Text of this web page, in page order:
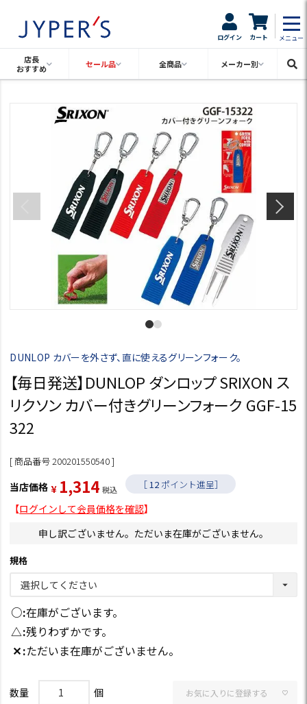
ログイン カート メニュー
店長
おすすめ
セール品 全商品 メーカー別
DUNLOP カバーを外さず、直に使えるグリーンフォーク。
【毎日発送】DUNLOP ダンロップ SRIXON ス
リクソン カバー付きグリーンフォーク GGF-15
322
商品番号200201550540
当店価格 ¥ 1,314 税込 ［ 12 ポイント進呈］
【ログインして会員価格を確認】
申し訳ございません。ただいま在庫がございません。
規格
○ 在庫がございます。
△ 残りわずかです。
✕ ただいま在庫がございません。
お気に入りに登録する